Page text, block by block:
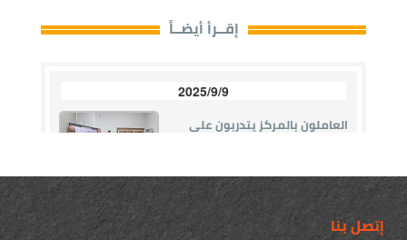
إتصل بنا